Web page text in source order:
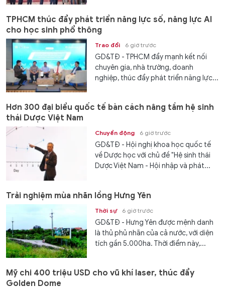
TPHCM thúc đẩy phát triển năng lực số, năng lực AI
cho học sinh phổ thông
Trao đổi 6 giờ trước
GD&TĐ - TPHCM đẩy mạnh kết nối
chuyên gia, nhà trường, doanh
nghiệp, thúc đẩy phát triển năng lực...
Hơn 300 đại biểu quốc tế bàn cách nâng tầm hệ sinh
thái Dược Việt Nam
Chuyển động 6 giờ trước
GD&TĐ - Hội nghị khoa học quốc tế
về Dược học với chủ đề "Hệ sinh thái
Dược Việt Nam - Hội nhập và phát...
Trải nghiệm mùa nhãn lồng Hưng Yên
Thời sự 6 giờ trước
GD&TĐ - Hưng Yên được mệnh danh
là thủ phủ nhãn của cả nước, với diện
tích gần 5.000ha. Thời điểm này,...
Mỹ chi 400 triệu USD cho vũ khí laser, thúc đẩy
Golden Dome